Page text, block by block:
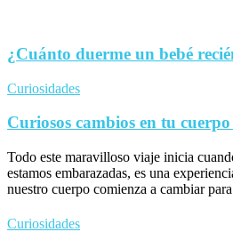
¿Cuánto duerme un bebé
Curiosidades
Curiosos cambios en tu
Todo este maravilloso viaje inicia
estamos embarazadas, es una
nuestro cuerpo comienza a cambiar
Curiosidades